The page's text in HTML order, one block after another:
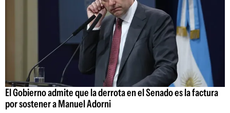
El Gobierno admite que la derrota en el Senado es la factura
por sostener a Manuel Adorni